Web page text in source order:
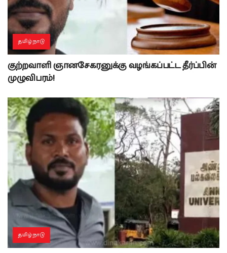
தமிழ்நாடு
குற்றவாளி ஞானசேகரனுக்கு வழங்கப்பட்ட தீர்ப்பின்
முழுவிபரம்!
தமிழ்நாடு